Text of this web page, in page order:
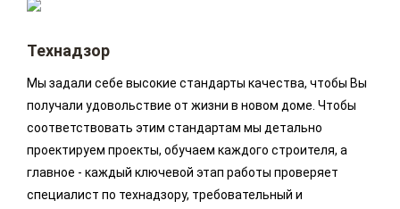
Технадзор
Мы задали себе высокие стандарты качества, чтобы Вы
получали удовольствие от жизни в новом доме. Чтобы
соответствовать этим стандартам мы детально
проектируем проекты, обучаем каждого строителя, а
главное - каждый ключевой этап работы проверяет
специалист по технадзору, требовательный и